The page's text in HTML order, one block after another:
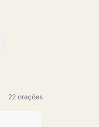
22 orações